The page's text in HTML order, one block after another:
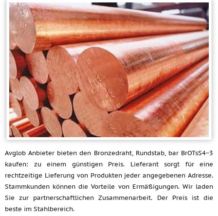
Avglob Anbieter bieten den Bronzedraht, Rundstab, bar BrOTsS4−3
kaufen: zu einem günstigen Preis. Lieferant sorgt für eine
rechtzeitige Lieferung von Produkten jeder angegebenen Adresse.
Stammkunden können die Vorteile von Ermäßigungen. Wir laden
Sie zur partnerschaftlichen Zusammenarbeit. Der Preis ist die
beste im Stahlbereich.